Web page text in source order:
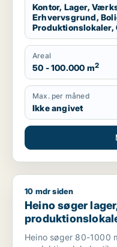
Kontor, Lager,
Erhvervsgrund,
Produktionslokaler,
Areal
50 - 100.000 m2
Max. per måned
Ikke angivet
Heino søger lager,
10 mdr siden
Heino søger
Sjælland
Heino søger 80-1000